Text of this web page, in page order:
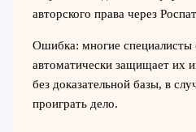
авторского права через
Ошибка: многие специалисты
автоматически защищает их
без доказательной базы, в
проиграть дело.